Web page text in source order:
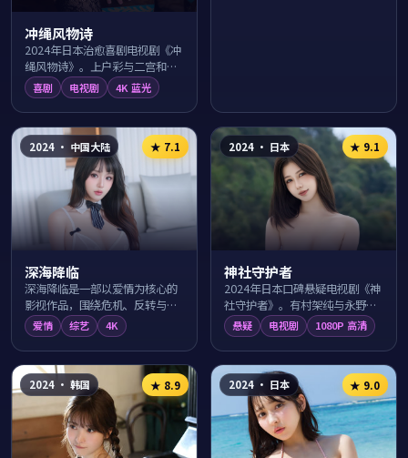
冲绳风物诗
2024年日本治愈喜剧电视剧《冲
绳风物诗》。上户彩与二宫和也
在冲绳碧海的日常生活里上演一
出出温暖笑料，导演西谷弘用幽
默细腻的镜头...
喜剧 电视剧 4K 蓝光
2024· 中国大陆 ★ 7.1
深海降临
深海降临是一部以爱情为核心的
影视作品，围绕危机、反转与人
物成长展开，整体节奏紧凑，值
得推荐观看。
爱情 综艺 4K
2024· 日本 ★ 9.1
神社守护者
2024年日本口碑悬疑电视剧《神
社守护者》。有村架纯与永野芽
郁领衔主演，导演是枝裕和围绕
冲绳碧海的一桩离奇事件层层抽
丝剥茧，反转...
悬疑 电视剧 1080P 高清
2024· 韩国 ★ 8.9 2024· 日本 ★ 9.0